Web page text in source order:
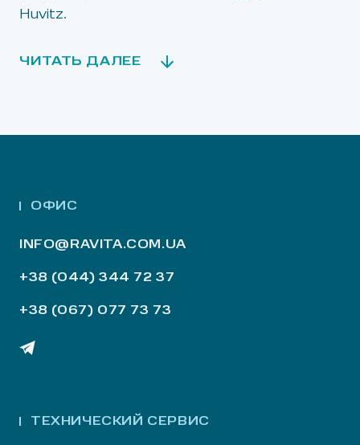
Huvitz.
ЧИТАТЬ ДАЛЕЕ
ОФИС
INFO@RAVITA.COM.UA
+38 (044) 344 72 37
+38 (067) 077 73 73
ТЕХНИЧЕСКИЙ СЕРВИС